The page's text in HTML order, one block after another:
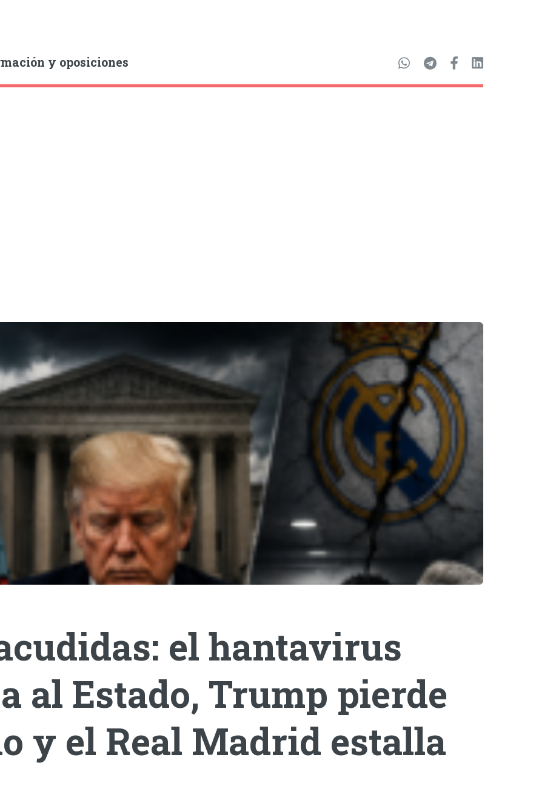
y oposiciones
el hantavirus
al Estado, Trump pierde
y el Real Madrid estalla